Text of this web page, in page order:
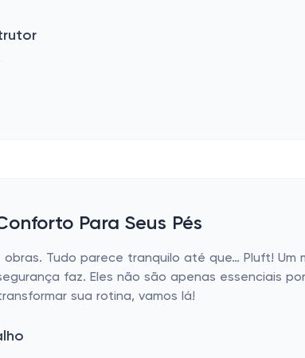
Para Seus Pés
Tudo parece tranquilo até que… Pluft!
faz. Eles não são apenas essenciais
sua rotina, vamos lá!